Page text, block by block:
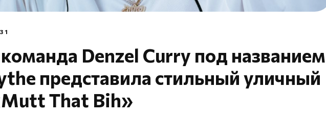
Denzel Curry под названием
представила стильный уличный
That Bih»